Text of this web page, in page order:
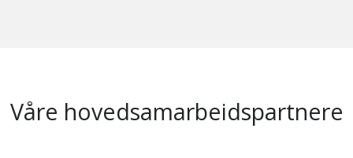
Våre hovedsamarbeidspartnere